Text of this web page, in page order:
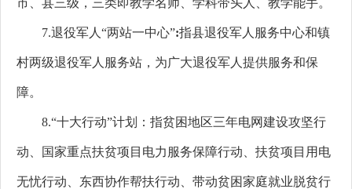
市、县三级，三类即教学名师、学科带头人、教学能手。
7.退役军人“两站一中心”:指县退役军人服务中心和镇
村两级退役军人服务站，为广大退役军人提供服务和保
障。
8.“十大行动”计划：指贫困地区三年电网建设攻坚行
动、国家重点扶贫项目电力服务保障行动、扶贫项目用电
无忧行动、东西协作帮扶行动、带动贫困家庭就业脱贫行